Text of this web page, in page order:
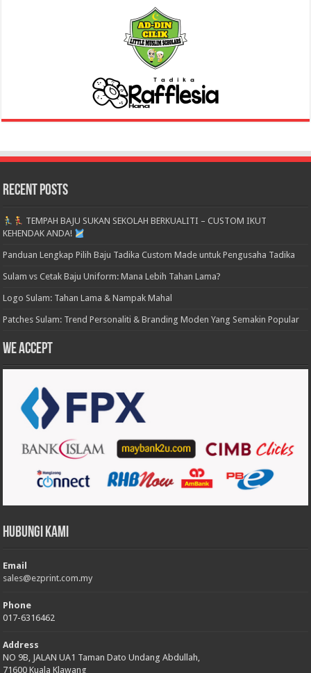
Recent Posts
TEMPAH BAJU SUKAN SEKOLAH BERKUALITI – CUSTOM IKUT
KEHENDAK ANDA!
Panduan Lengkap Pilih Baju Tadika Custom Made untuk Pengusaha Tadika
Sulam vs Cetak Baju Uniform: Mana Lebih Tahan Lama?
Logo Sulam: Tahan Lama & Nampak Mahal
Patches Sulam: Trend Personaliti & Branding Moden Yang Semakin Popular
We accept
Hubungi Kami
Email
sales@ezprint.com.my
Phone
017-6316462
Address
NO 9B, JALAN UA1 Taman Dato Undang Abdullah,
71600 Kuala Klawang